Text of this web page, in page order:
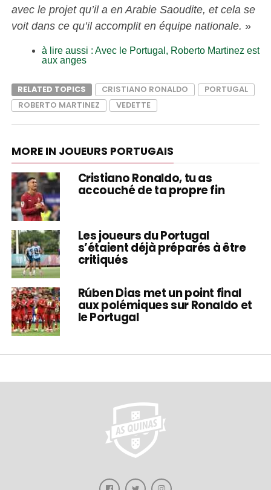
avec le projet qu’il a en Arabie Saoudite, et cela se
voit dans ce qu’il accomplit en équipe nationale. »
à lire aussi : Avec le Portugal, Roberto Martinez est
aux anges
RELATED TOPICS CRISTIANO RONALDO
PORTUGAL
ROBERTO MARTINEZ
VEDETTE
MORE IN JOUEURS PORTUGAIS
Cristiano Ronaldo, tu as
accouché de ta propre fin
Les joueurs du Portugal
s’étaient déjà préparés à être
critiqués
Rúben Dias met un point final
aux polémiques sur Ronaldo et
le Portugal